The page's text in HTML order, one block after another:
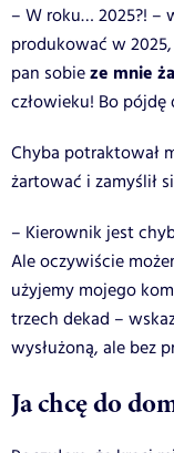
– W roku… 2025?! –
produkować w
pan sobieze mnie
człowieku! Bo
Chyba potraktował
żartować i zamyślił
– Kierownik jest
Ale oczywiście
użyjemy mojego
trzech dekad –
wysłużoną, ale bez
Ja chcę do